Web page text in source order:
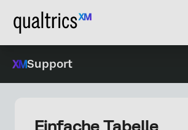
Support
Einfache Tabelle